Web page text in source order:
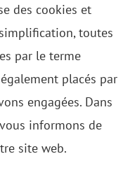
des cookies et
toutes
par le terme
placés par
engagées. Dans
informons de
site web.